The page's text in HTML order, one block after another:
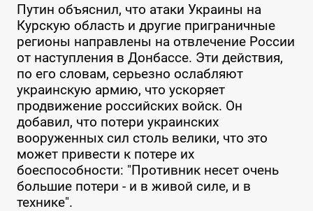
Путин объяснил, что атаки Украины на
Курскую область и другие приграничные
регионы направлены на отвлечение России
от наступления в Донбассе. Эти действия,
по его словам, серьезно ослабляют
украинскую армию, что ускоряет
продвижение российских войск. Он
добавил, что потери украинских
вооруженных сил столь велики, что это
может привести к потере их
боеспособности: "Противник несет очень
большие потери - и в живой силе, и в
технике".